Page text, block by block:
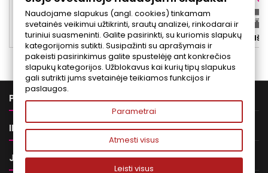
 Į krepšelį
Išparduota
vitaminu B3 ir


PREKĖS 
INFORMACIJA 
JŪSŲ PASKYRA 
Naudojame slapukus (angl. cookies) tinkamam
svetainės veikimui užtikrinti, srautų analizei, rinkodarai ir
turiniui suasmeninti. Galite pasirinkti, su kuriomis slapukų
kategorijomis sutikti. Susipažinti su aprašymais ir
pakeisti pasirinkimus galite spustelėję ant konkrečios
slapukų kategorijos. Užblokavus kai kurių tipų slapukus
gali sutrikti jums svetainėje teikiamos funkcijos ir
paslaugos.
Parametrai
Atmesti visus
Leisti visus